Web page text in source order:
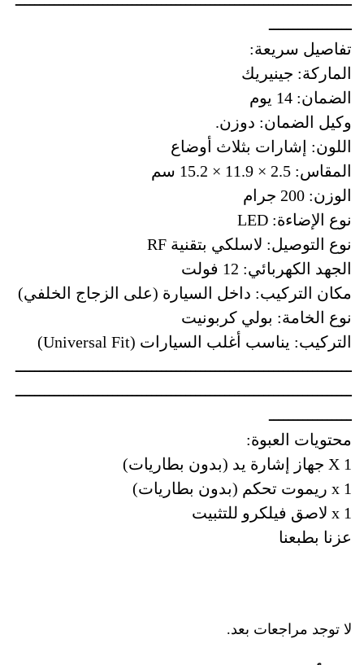
ـــــــــــــــــ
تفاصيل سريعة:
الماركة: جينيريك
الضمان: 14 يوم
وكيل الضمان: دوزن.
اللون: إشارات بثلاث أوضاع
المقاس: ‎15.2 × 11.9 × 2.5 سم
الوزن: 200 جرام
نوع الإضاءة: LED
نوع التوصيل: لاسلكي بتقنية RF
الجهد الكهربائي: 12 فولت
مكان التركيب: داخل السيارة (على الزجاج الخلفي)
نوع الخامة: بولي كربونيت
التركيب: يناسب أغلب السيارات (Universal Fit)
ـــــــــــــــــــــــــــــــــــــــــــــــــــــــــــــــــــــ
ـــــــــــــــــــــــــــــــــــــــــــــــــــــــــــــــــــــ
ـــــــــــــــــ
محتويات العبوة:
1 X جهاز إشارة يد (بدون بطاريات)
1 x ريموت تحكم (بدون بطاريات)
1 x لاصق فيلكرو للتثبيت
عزنا بطبعنا
لا توجد مراجعات بعد.